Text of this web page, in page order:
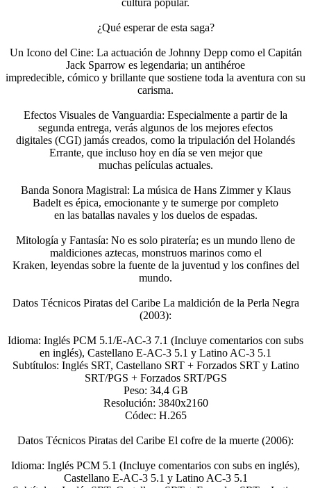
cultura popular.
¿Qué esperar de esta saga?
Un Icono del Cine: La actuación de Johnny Depp como el Capitán
Jack Sparrow es legendaria; un antihéroe
impredecible, cómico y brillante que sostiene toda la aventura con su
carisma.
Efectos Visuales de Vanguardia: Especialmente a partir de la
segunda entrega, verás algunos de los mejores efectos
digitales (CGI) jamás creados, como la tripulación del Holandés
Errante, que incluso hoy en día se ven mejor que
muchas películas actuales.
Banda Sonora Magistral: La música de Hans Zimmer y Klaus
Badelt es épica, emocionante y te sumerge por completo
en las batallas navales y los duelos de espadas.
Mitología y Fantasía: No es solo piratería; es un mundo lleno de
maldiciones aztecas, monstruos marinos como el
Kraken, leyendas sobre la fuente de la juventud y los confines del
mundo.
Datos Técnicos Piratas del Caribe La maldición de la Perla Negra
(2003):
Idioma: Inglés PCM 5.1/E-AC-3 7.1 (Incluye comentarios con subs
en inglés), Castellano E-AC-3 5.1 y Latino AC-3 5.1
Subtítulos: Inglés SRT, Castellano SRT + Forzados SRT y Latino
SRT/PGS + Forzados SRT/PGS
Peso: 34,4 GB
Resolución: 3840x2160
Códec: H.265
Datos Técnicos Piratas del Caribe El cofre de la muerte (2006):
Idioma: Inglés PCM 5.1 (Incluye comentarios con subs en inglés),
Castellano E-AC-3 5.1 y Latino AC-3 5.1